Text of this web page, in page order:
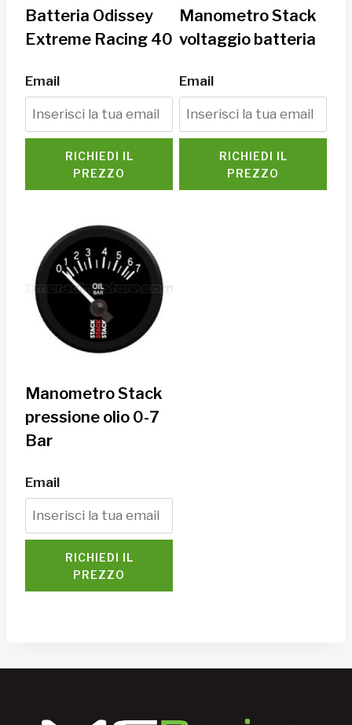
Batteria Odissey
Extreme Racing 40
Email
RICHIEDI IL
PREZZO
Manometro Stack
voltaggio batteria
Email
RICHIEDI IL
PREZZO
Manometro Stack
pressione olio 0-7
Bar
Email
RICHIEDI IL
PREZZO